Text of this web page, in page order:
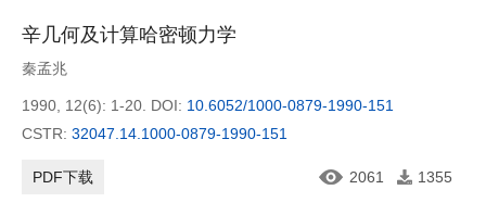
辛几何及计算哈密顿力学
秦孟兆
1990, 12(6): 1-20. DOI: 10.6052/1000-0879-1990-151
CSTR: 32047.14.1000-0879-1990-151
PDF下载 2061 1355